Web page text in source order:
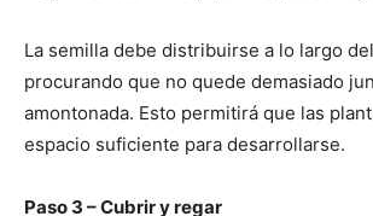
La semilla debe distribuirse a lo largo
procurando que no quede demasiado
amontonada. Esto permitirá que las
espacio suficiente para desarrollarse.
Paso 3 – Cubrir y regar